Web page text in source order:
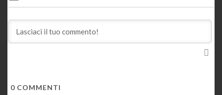
0 COMMENTI